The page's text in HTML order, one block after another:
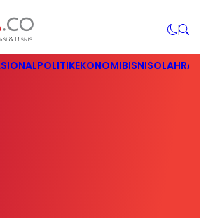
POLITIKEKONOMIBISNIS